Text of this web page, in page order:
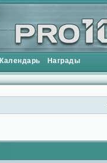
Календарь Награды